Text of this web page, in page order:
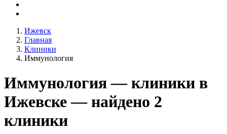
Ижевск
Главная
Клиники
Иммунология
Иммунология — клиники в
Ижевске — найдено 2
клиники